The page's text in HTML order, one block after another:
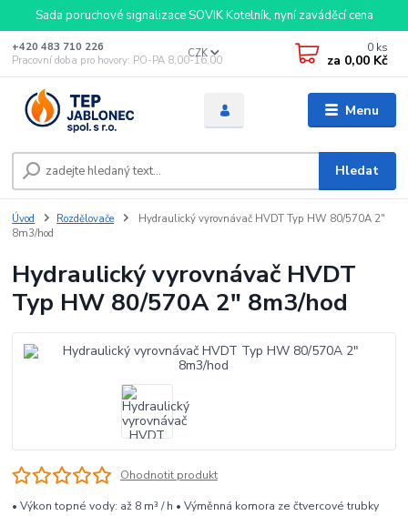
Sada poruchové signalizace SOVIK Kotelník, nyní zaváděcí cena
Menu
CZK
Hledat
+420 483 710 226
Pracovní doba pro hovory: PO-PA 8,00-16,00
0 ks
za 0,00 Kč
Úvod Rozdělovače
Hydraulický vyrovnávač HVDT Typ HW 80/570A 2"
8m3/hod
Hydraulický vyrovnávač HVDT
Typ HW 80/570A 2" 8m3/hod
Ohodnotit produkt
• Výkon topné vody: až 8 m³ / h • Výměnná komora ze čtvercové trubky